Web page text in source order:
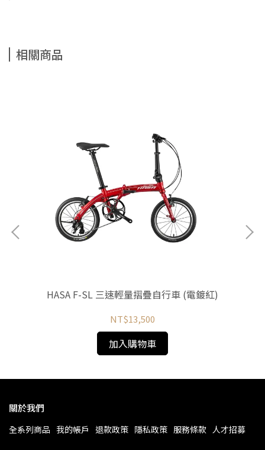
相關商品
HASA F-SL 三速輕量摺疊自行車 (電鍍紅)
NT$13,500
加入購物車
關於我們
全系列商品 我的帳戶 退款政策 隱私政策 服務條款 人才招募